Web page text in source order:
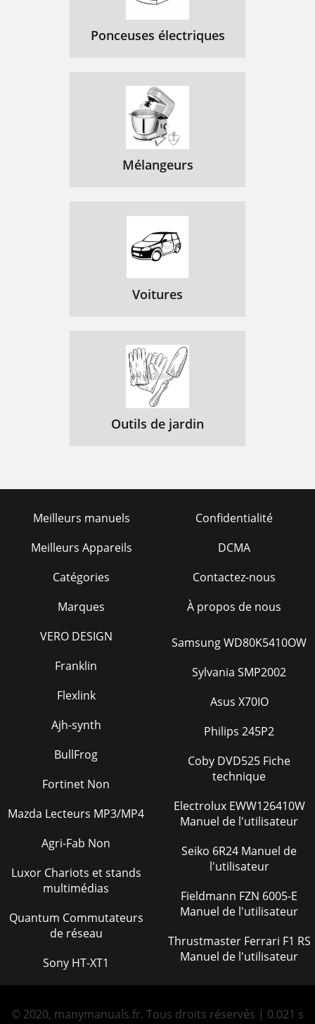
Ponceuses électriques
Mélangeurs
Voitures
Outils de jardin
Meilleurs manuels
Meilleurs Appareils
Catégories
Marques
Confidentialité
DCMA
Contactez-nous
À propos de nous
VERO DESIGN
Franklin
Flexlink
Ajh-synth
BullFrog
Fortinet Non
Mazda Lecteurs MP3/MP4
Agri-Fab Non
Luxor Chariots et stands
multimédias
Quantum Commutateurs
de réseau
Sony HT-XT1
Samsung WD80K5410OW
Sylvania SMP2002
Asus X70IO
Philips 245P2
Coby DVD525 Fiche
technique
Electrolux EWW126410W
Manuel de l'utilisateur
Seiko 6R24 Manuel de
l'utilisateur
Fieldmann FZN 6005-E
Manuel de l'utilisateur
Thrustmaster Ferrari F1 RS
Manuel de l'utilisateur
© 2020, manymanuals.fr. Tous droits réservés | 0.021 s